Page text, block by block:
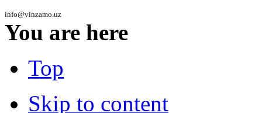
info@vinzamo.uz
You are here
Top
Skip to content